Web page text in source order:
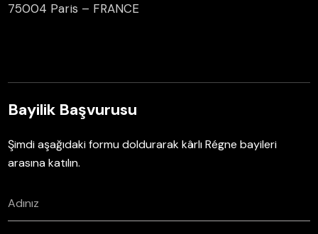
75004 Paris – FRANCE
Bayilik Başvurusu
Şimdi aşağıdaki formu doldurarak kârlı Régne bayileri
arasına katılın.